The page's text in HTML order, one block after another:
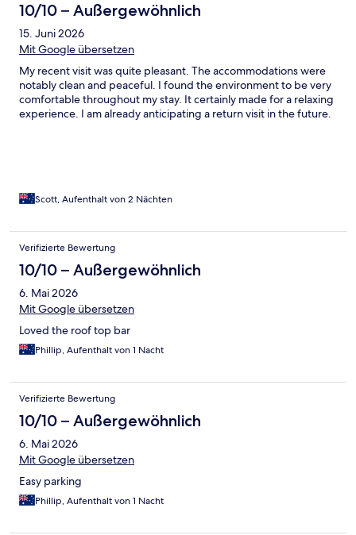
10/10 – Außergewöhnlich
15. Juni 2026
Mit Google übersetzen
My recent visit was quite pleasant. The accommodations were
notably clean and peaceful. I found the environment to be very
comfortable throughout my stay. It certainly made for a relaxing
experience. I am already anticipating a return visit in the future.
Scott, Aufenthalt von 2 Nächten
Verifizierte Bewertung
10/10 – Außergewöhnlich
6. Mai 2026
Mit Google übersetzen
Loved the roof top bar
Phillip, Aufenthalt von 1 Nacht
Verifizierte Bewertung
10/10 – Außergewöhnlich
6. Mai 2026
Mit Google übersetzen
Easy parking
Phillip, Aufenthalt von 1 Nacht